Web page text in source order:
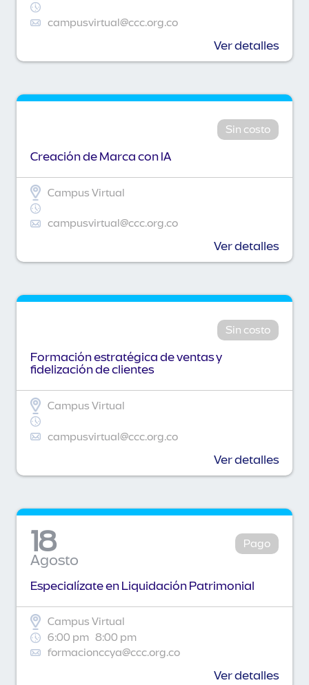
campusvirtual@ccc.org.co
Ver detalles
Sin costo
Creación de Marca con IA
Campus Virtual
campusvirtual@ccc.org.co
Ver detalles
Sin costo
Formación estratégica de ventas y
fidelización de clientes
Campus Virtual
campusvirtual@ccc.org.co
Ver detalles
18
Agosto
Pago
Especialízate en Liquidación Patrimonial
Campus Virtual
6:00 pm 8:00 pm
formacionccya@ccc.org.co
Ver detalles